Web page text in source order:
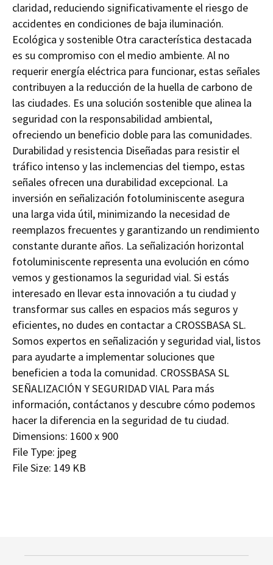
claridad, reduciendo significativamente el riesgo de
accidentes en condiciones de baja iluminación.
Ecológica y sostenible Otra característica destacada
es su compromiso con el medio ambiente. Al no
requerir energía eléctrica para funcionar, estas señales
contribuyen a la reducción de la huella de carbono de
las ciudades. Es una solución sostenible que alinea la
seguridad con la responsabilidad ambiental,
ofreciendo un beneficio doble para las comunidades.
Durabilidad y resistencia Diseñadas para resistir el
tráfico intenso y las inclemencias del tiempo, estas
señales ofrecen una durabilidad excepcional. La
inversión en señalización fotoluminiscente asegura
una larga vida útil, minimizando la necesidad de
reemplazos frecuentes y garantizando un rendimiento
constante durante años. La señalización horizontal
fotoluminiscente representa una evolución en cómo
vemos y gestionamos la seguridad vial. Si estás
interesado en llevar esta innovación a tu ciudad y
transformar sus calles en espacios más seguros y
eficientes, no dudes en contactar a CROSSBASA SL.
Somos expertos en señalización y seguridad vial, listos
para ayudarte a implementar soluciones que
beneficien a toda la comunidad. CROSSBASA SL
SEÑALIZACIÓN Y SEGURIDAD VIAL Para más
información, contáctanos y descubre cómo podemos
hacer la diferencia en la seguridad de tu ciudad.
Dimensions: 1600 x 900
File Type: jpeg
File Size: 149 KB